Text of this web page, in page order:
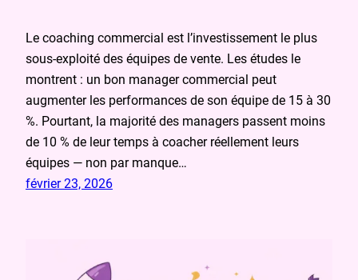
Le coaching commercial est l’investissement le plus
sous-exploité des équipes de vente. Les études le
montrent : un bon manager commercial peut
augmenter les performances de son équipe de 15 à 30
%. Pourtant, la majorité des managers passent moins
de 10 % de leur temps à coacher réellement leurs
équipes — non par manque…
février 23, 2026